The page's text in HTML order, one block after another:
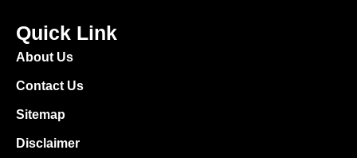
Quick Link
About Us
Contact Us
Sitemap
Disclaimer